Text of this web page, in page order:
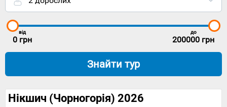
від
0 грн
до
200000 грн
Знайти тур
Нікшич (Чорногорія) 2026